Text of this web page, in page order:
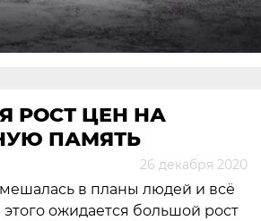
РОСТ ЦЕН НА
ПАМЯТЬ
26 декабря 2020
в планы людей и всё
этого ожидается большой рост